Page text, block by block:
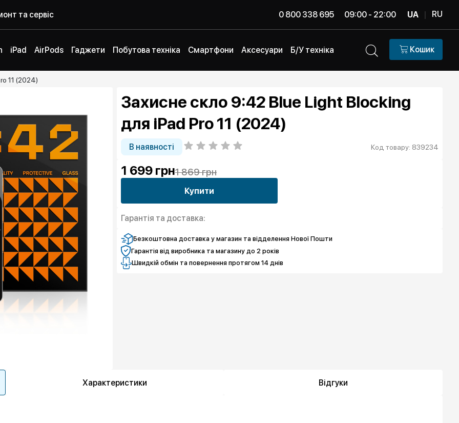
та сервіс 0 800 338 695 09:00 - 22:00 UA | RU
iPad AirPods Гаджети Побутова техніка Смартфони Аксесуари Б/У техніка Кошик
11 (2024)
Захисне скло 9:42 Blue Light Blocking
для iPad Pro 11 (2024)
В наявності Код товару: 839234
1 699 грн1 869 грн
Купити
Гарантія та доставка:
Безкоштовна доставка у магазин та відделення Нової Пошти
Гарантія від виробника та магазину до 2 років
Швидкій обмін та повернення протягом 14 днів
Характеристики Відгуки